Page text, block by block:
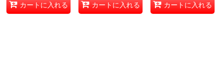
カートに入れる カートに入れる カートに入れる